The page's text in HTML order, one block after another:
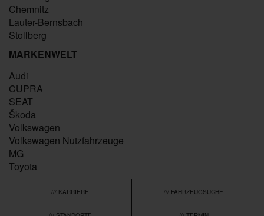
Chemnitz
Lauter-Bernsbach
Stollberg
MARKENWELT
Audi
CUPRA
SEAT
Škoda
Volkswagen
Volkswagen Nutzfahrzeuge
MG
Toyota
/// KARRIERE /// FAHRZEUGSUCHE